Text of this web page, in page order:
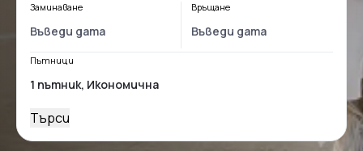
Заминаване Връщане
Пътници
Търси